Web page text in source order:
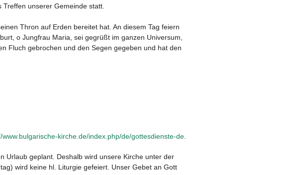
unserer Gemeinde statt.
Thron auf Erden bereitet hat. An diesem Tag feiern
o Jungfrau Maria, sei gegrüßt im ganzen Universum,
Fluch gebrochen und den Segen gegeben und hat den
www.bulgarische-kirche.de/index.php/de/gottesdienste-de
Urlaub geplant. Deshalb wird unsere Kirche unter der
wird keine hl. Liturgie gefeiert. Unser Gebet an Gott